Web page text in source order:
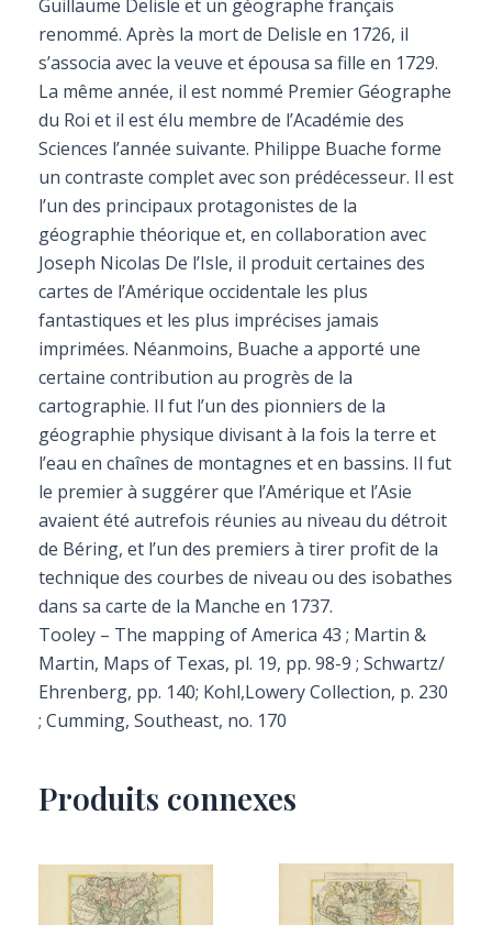
Guillaume Delisle et un géographe français
renommé. Après la mort de Delisle en 1726, il
s’associa avec la veuve et épousa sa fille en 1729.
La même année, il est nommé Premier Géographe
du Roi et il est élu membre de l’Académie des
Sciences l’année suivante. Philippe Buache forme
un contraste complet avec son prédécesseur. Il est
l’un des principaux protagonistes de la
géographie théorique et, en collaboration avec
Joseph Nicolas De l’Isle, il produit certaines des
cartes de l’Amérique occidentale les plus
fantastiques et les plus imprécises jamais
imprimées. Néanmoins, Buache a apporté une
certaine contribution au progrès de la
cartographie. Il fut l’un des pionniers de la
géographie physique divisant à la fois la terre et
l’eau en chaînes de montagnes et en bassins. Il fut
le premier à suggérer que l’Amérique et l’Asie
avaient été autrefois réunies au niveau du détroit
de Béring, et l’un des premiers à tirer profit de la
technique des courbes de niveau ou des isobathes
dans sa carte de la Manche en 1737.
Tooley – The mapping of America 43 ; Martin &
Martin, Maps of Texas, pl. 19, pp. 98-9 ; Schwartz/
Ehrenberg, pp. 140; Kohl,Lowery Collection, p. 230
; Cumming, Southeast, no. 170
Produits connexes